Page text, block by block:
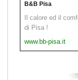
B&B Pisa
Il calore ed il
di Pisa !
www.bb-pisa.it